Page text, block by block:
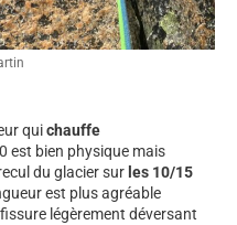
quichauffe
est bien physique mais
du glacier sur les 10/15
est plus agréable
légèrement déversant